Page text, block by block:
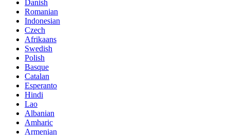
Danish
Romanian
Indonesian
Czech
Afrikaans
Swedish
Polish
Basque
Catalan
Esperanto
Hindi
Lao
Albanian
Amharic
Armenian